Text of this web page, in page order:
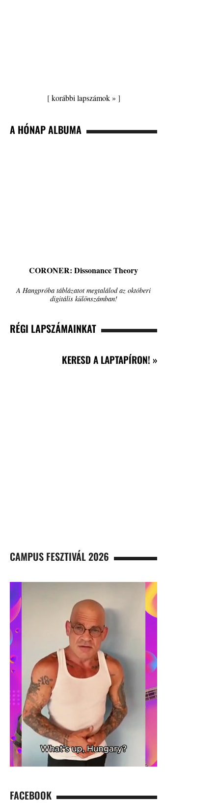
[korábbi lapszámok » ]
A HÓNAP ALBUMA
CORONER: Dissonance Theory
A Hangpróba táblázatot megtalálod az októberi
digitális különszámban!
RÉGI LAPSZÁMAINKAT
KERESD A LAPTAPÍRON! »
CAMPUS FESZTIVÁL 2026
FACEBOOK